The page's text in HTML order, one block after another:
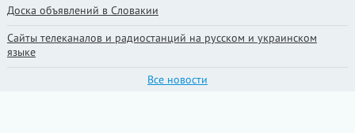
Доска объявлений в Словакии
Сайты телеканалов и радиостанций на русском и украинском
языке
Все новости